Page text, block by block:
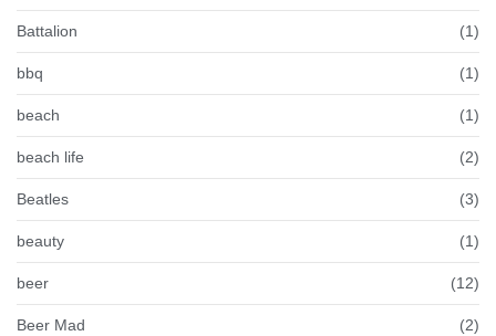
Battalion (1)
bbq (1)
beach (1)
beach life (2)
Beatles (3)
beauty (1)
beer (12)
Beer Mad (2)